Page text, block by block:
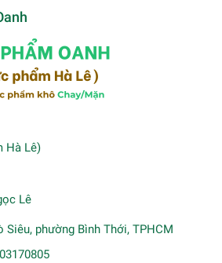
Hà Lê)
Lê
Siêu, phường Bình Thới, TPHCM